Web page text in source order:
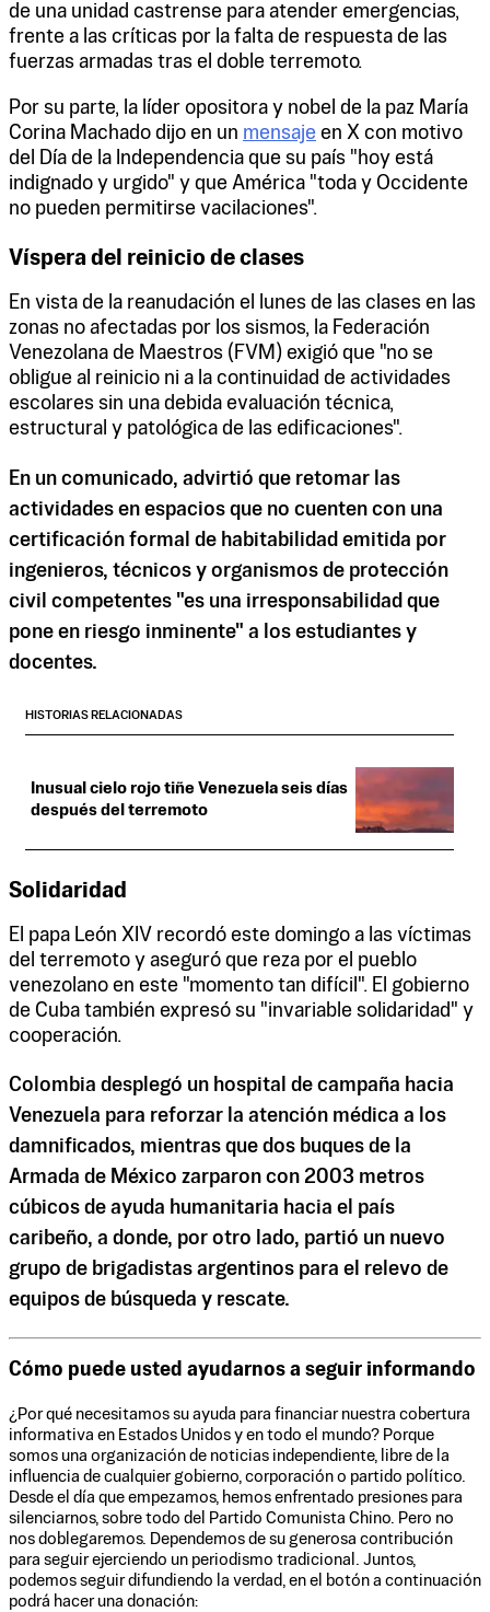
de una unidad castrense para atender emergencias,
frente a las críticas por la falta de respuesta de las
fuerzas armadas tras el doble terremoto.
Por su parte, la líder opositora y nobel de la paz María
Corina Machado dijo en un mensaje en X con motivo
del Día de la Independencia que su país "hoy está
indignado y urgido" y que América "toda y Occidente
no pueden permitirse vacilaciones".
Víspera del reinicio de clases
En vista de la reanudación el lunes de las clases en las
zonas no afectadas por los sismos, la Federación
Venezolana de Maestros (FVM) exigió que "no se
obligue al reinicio ni a la continuidad de actividades
escolares sin una debida evaluación técnica,
estructural y patológica de las edificaciones".
En un comunicado, advirtió que retomar las
actividades en espacios que no cuenten con una
certificación formal de habitabilidad emitida por
ingenieros, técnicos y organismos de protección
civil competentes "es una irresponsabilidad que
pone en riesgo inminente" a los estudiantes y
docentes.
HISTORIAS RELACIONADAS
Inusual cielo rojo tiñe Venezuela seis días
después del terremoto
Solidaridad
El papa León XIV recordó este domingo a las víctimas
del terremoto y aseguró que reza por el pueblo
venezolano en este "momento tan difícil". El gobierno
de Cuba también expresó su "invariable solidaridad" y
cooperación.
Colombia desplegó un hospital de campaña hacia
Venezuela para reforzar la atención médica a los
damnificados, mientras que dos buques de la
Armada de México zarparon con 2003 metros
cúbicos de ayuda humanitaria hacia el país
caribeño, a donde, por otro lado, partió un nuevo
grupo de brigadistas argentinos para el relevo de
equipos de búsqueda y rescate.
Cómo puede usted ayudarnos a seguir informando
¿Por qué necesitamos su ayuda para financiar nuestra cobertura
informativa en Estados Unidos y en todo el mundo? Porque
somos una organización de noticias independiente, libre de la
influencia de cualquier gobierno, corporación o partido político.
Desde el día que empezamos, hemos enfrentado presiones para
silenciarnos, sobre todo del Partido Comunista Chino. Pero no
nos doblegaremos. Dependemos de su generosa contribución
para seguir ejerciendo un periodismo tradicional. Juntos,
podemos seguir difundiendo la verdad, en el botón a continuación
podrá hacer una donación: